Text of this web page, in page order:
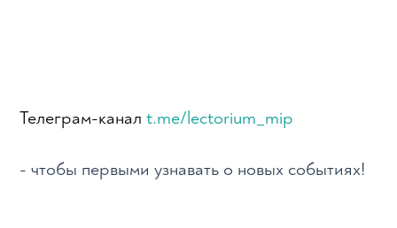
Телеграм-каналt.me/lectorium_mip
- чтобы первыми узнавать о новых событиях!